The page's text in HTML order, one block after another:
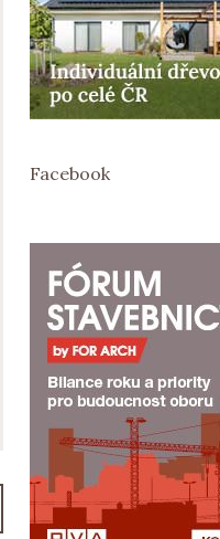
Facebook